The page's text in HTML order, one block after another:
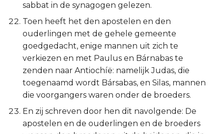
sabbat in de synagogen gelezen.
Toen heeft het den apostelen en den
ouderlingen met de gehele gemeente
goedgedacht, enige mannen uit zich te
verkiezen en met Paulus en Bárnabas te
zenden naar Antiochíë: namelijk Judas, die
toegenaamd wordt Bársabas, en Silas, mannen
die voorgangers waren onder de broeders.
En zij schreven door hen dit navolgende: De
apostelen en de ouderlingen en de broeders